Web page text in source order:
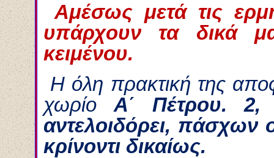
Αμέσως μετά τις
υπάρχουν τα δικά
κειμένου.
Η όλη πρακτική της
χωρίο Α΄ Πέτρου. 2,
αντελοιδόρει, πάσχων
κρίνοντι δικαίως.